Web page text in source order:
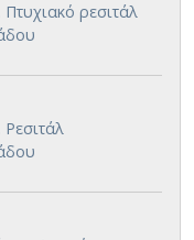
ρεσιτάλ